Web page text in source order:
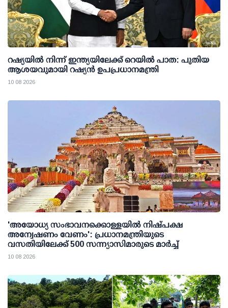
റഷ്യയില്‍ നിന്ന് ഇന്ത്യയിലേക്ക് റെയില്‍ പാത: പുതിയ
ആശയവുമായി റഷ്യന്‍ ഉപപ്രധാനമന്ത്രി
10 08 2026
'അയോധ്യ സംഭാവനക്കൊള്ളയില്‍ നിഷ്പക്ഷ
അന്വേഷണം വേണം': പ്രധാനമന്ത്രിയുടെ
വസതിയിലേക്ക് 500 സന്ന്യാസിമാരുടെ മാര്‍ച്ച്
10 08 2026